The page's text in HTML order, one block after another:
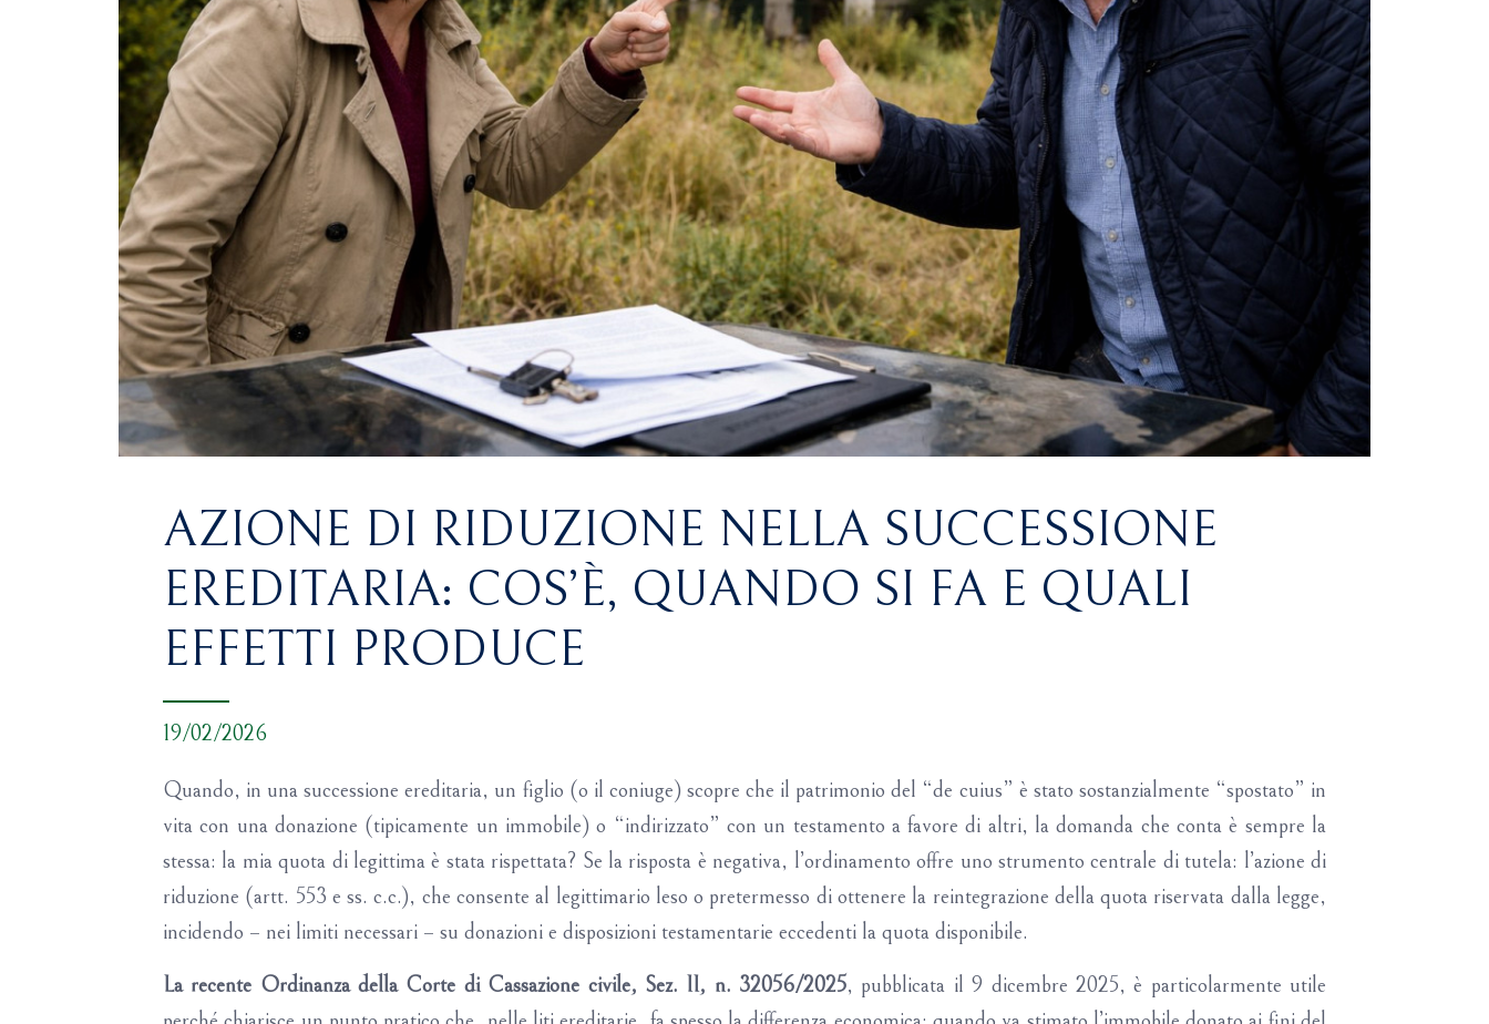
AZIONE DI RIDUZIONE NELLA SUCCESSIONE
EREDITARIA: COS’È, QUANDO SI FA E QUALI
EFFETTI PRODUCE
19/02/2026
Quando, in una successione ereditaria, un figlio (o il coniuge) scopre che il patrimonio del “de cuius” è stato sostanzialmente “spostato” in
vita con una donazione (tipicamente un immobile) o “indirizzato” con un testamento a favore di altri, la domanda che conta è sempre la
stessa: la mia quota di legittima è stata rispettata? Se la risposta è negativa, l’ordinamento offre uno strumento centrale di tutela: l’azione di
riduzione (artt. 553 e ss. c.c.), che consente al legittimario leso o pretermesso di ottenere la reintegrazione della quota riservata dalla legge,
incidendo – nei limiti necessari – su donazioni e disposizioni testamentarie eccedenti la quota disponibile.
La recente Ordinanza della Corte di Cassazione civile, Sez. II, n. 32056/2025, pubblicata il 9 dicembre 2025, è particolarmente utile